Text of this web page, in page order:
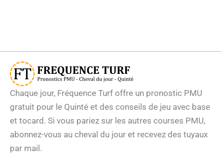
Chaque jour, Fréquence Turf offre un pronostic PMU
gratuit pour le Quinté et des conseils de jeu avec base
et tocard. Si vous pariez sur les autres courses PMU,
abonnez-vous au cheval du jour et recevez des tuyaux
par mail.